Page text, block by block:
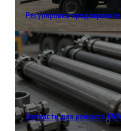
Регулировка
Запчасти для ремонта
Екатеринбург,
1-я Баритовая,
127д
Владимир
Витальевич
Мальцев
Адрес: Телефоны:
8 (912) 212-77-74
+7 (922)
+7 (912)
213-41-
Почта:
Директор: